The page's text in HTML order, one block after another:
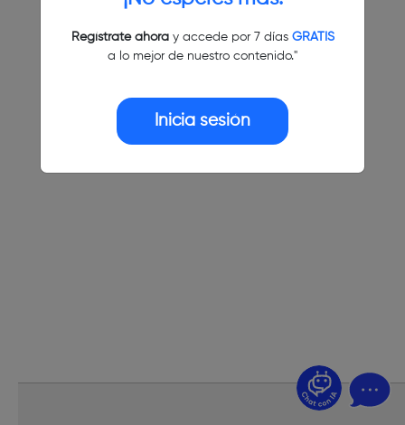
Regístrate ahoray accede por 7 días GRATIS
a lo mejor de nuestro contenido."
Inicia sesión